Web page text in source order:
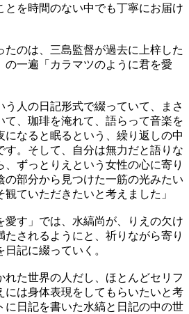
とを時間のない中でも丁寧にお届け
たのは、三島監督が過去に上梓した
の一遍「カラマツのように君を愛
う人の日記形式で綴っていて、まさ
て、珈琲を淹れて、語らって音楽を
になると眠るという、繰り返しの中
す。そして、自分は無力だと語りな
、ずっとりえという女性の心に寄り
の部分から見つけた一筋の光みたい
ていただきたいと考えました」
愛す」では、水縞尚が、りえの欠け
されるようにと、祈りながら寄り
記に綴っていく。
れた世界の人だし、ほとんどセリフ
には身体表現をしてもらいたいと考
に日記を書いた水縞と日記の中の世